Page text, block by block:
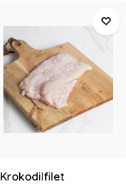
Krokodilfilet